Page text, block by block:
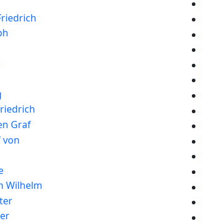
Graf
von
Wilhelm